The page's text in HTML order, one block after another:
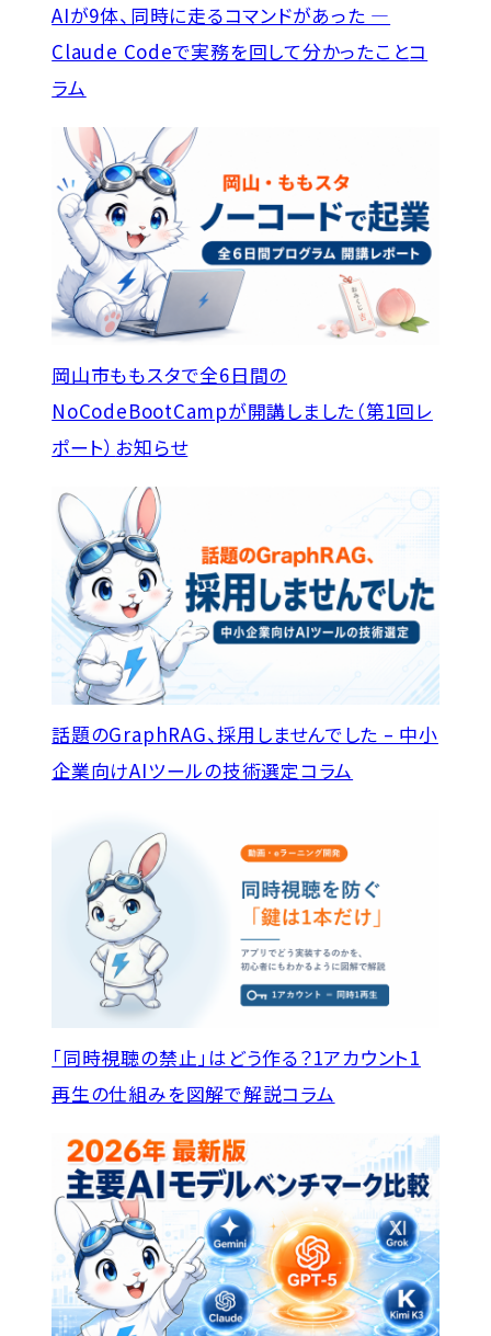
AIが9体、同時に走るコマンドがあった —
Claude Codeで実務を回して分かったことコ
ラム
岡山市ももスタで全6日間の
NoCodeBootCampが開講しました（第1回レ
ポート） お知らせ
話題のGraphRAG、採用しませんでした – 中小
企業向けAIツールの技術選定コラム
「同時視聴の禁止」はどう作る？1アカウント1
再生の仕組みを図解で解説コラム